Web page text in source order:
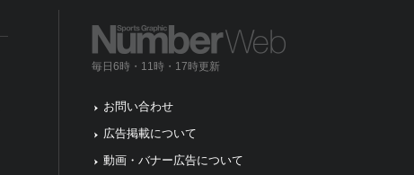
毎日6時・11時・17時更新
お問い合わせ
広告掲載について
動画・バナー広告について